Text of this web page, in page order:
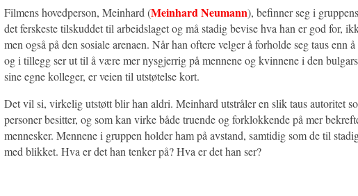
Filmens hovedperson, Meinhard (Meinhard Neumann), befinner seg i
det ferskeste tilskuddet til arbeidslaget og må stadig bevise hva han er god for,
men også på den sosiale arenaen. Når han oftere velger å forholde seg taus enn
og i tillegg ser ut til å være mer nysgjerrig på mennene og kvinnene i den
sine egne kolleger, er veien til utstøtelse kort.
Det vil si, virkelig utstøtt blir han aldri. Meinhard utstråler en slik taus autoritet
personer besitter, og som kan virke både truende og forklokkende på mer
mennesker. Mennene i gruppen holder ham på avstand, samtidig som de til
med blikket. Hva er det han tenker på? Hva er det han ser?